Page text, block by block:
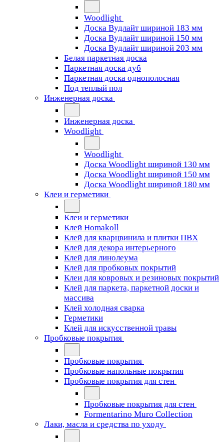
Woodlight
Доска Вудлайт шириной 183 мм
Доска Вудлайт шириной 150 мм
Доска Вудлайт шириной 203 мм
Белая паркетная доска
Паркетная доска дуб
Паркетная доска однополосная
Под теплый пол
Инженерная доска
Инженерная доска
Woodlight
Woodlight
Доска Woodlight шириной 130 мм
Доска Woodlight шириной 150 мм
Доска Woodlight шириной 180 мм
Клеи и герметики
Клеи и герметики
Клей Homakoll
Клей для кварцвинила и плитки ПВХ
Клей для декора интерьерного
Клей для линолеума
Клей для пробковых покрытий
Клеи для ковровых и резиновых покрытий
Клей для паркета, паркетной доски и
массива
Клей холодная сварка
Герметики
Клей для искусственной травы
Пробковые покрытия
Пробковые покрытия
Пробковые напольные покрытия
Пробковые покрытия для стен
Пробковые покрытия для стен
Formentarino Muro Collection
Лаки, масла и средства по уходу